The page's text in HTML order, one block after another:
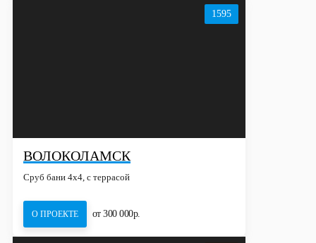
1595
ВОЛОКОЛАМСК
Сруб бани 4х4, с террасой
О ПРОЕКТЕ от 300 000р.